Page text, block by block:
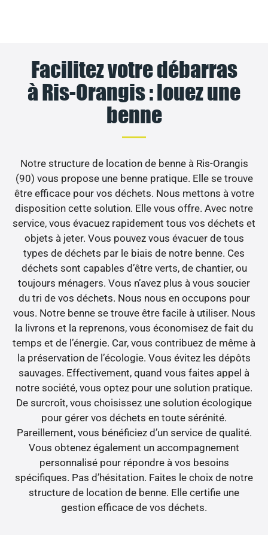
Facilitez votre débarras
à Ris-Orangis : louez une
benne
Notre structure de location de benne à Ris-Orangis
(90) vous propose une benne pratique. Elle se trouve
être efficace pour vos déchets. Nous mettons à votre
disposition cette solution. Elle vous offre. Avec notre
service, vous évacuez rapidement tous vos déchets et
objets à jeter. Vous pouvez vous évacuer de tous
types de déchets par le biais de notre benne. Ces
déchets sont capables d’être verts, de chantier, ou
toujours ménagers. Vous n’avez plus à vous soucier
du tri de vos déchets. Nous nous en occupons pour
vous. Notre benne se trouve être facile à utiliser. Nous
la livrons et la reprenons, vous économisez de fait du
temps et de l’énergie. Car, vous contribuez de même à
la préservation de l’écologie. Vous évitez les dépôts
sauvages. Effectivement, quand vous faites appel à
notre société, vous optez pour une solution pratique.
De surcroît, vous choisissez une solution écologique
pour gérer vos déchets en toute sérénité.
Pareillement, vous bénéficiez d’un service de qualité.
Vous obtenez également un accompagnement
personnalisé pour répondre à vos besoins
spécifiques. Pas d’hésitation. Faites le choix de notre
structure de location de benne. Elle certifie une
gestion efficace de vos déchets.